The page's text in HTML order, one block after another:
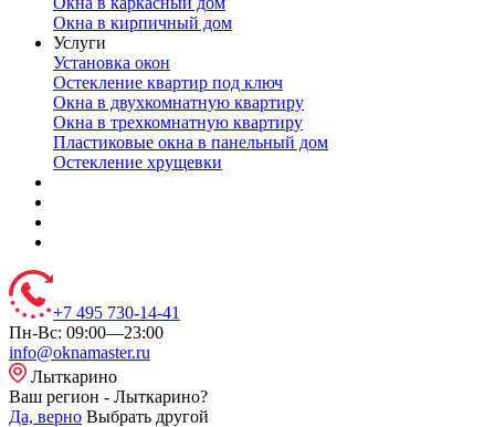
Окна в кирпичный дом
Услуги
Установка окон
Остекление квартир под ключ
Окна в двухкомнатную квартиру
Окна в трехкомнатную квартиру
Пластиковые окна в панельный дом
Остекление хрущевки
+7 495 730-14-41
Пн-Вс: 09:00—23:00
info@oknamaster.ru
Лыткарино
Ваш регион - Лыткарино?
Да, верно Выбрать другой